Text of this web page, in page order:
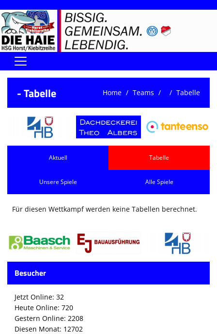
Home
Handball-Förderverein der Haie
UNSERE SPORTHALLEN
Training & Termine
Teams
Trainer
ALLE SPIELE
HAIE TV
NEWSLETTER
- Tabelle Home Teams Tabelle
Aktuell Tabelle
Unsere Spiele Alle Spiele
Für diesen Wettkampf werden keine Tabellen berechnet.
Besucher
Jetzt Online: 32
Heute Online: 720
Gestern Online: 2208
Diesen Monat: 12702